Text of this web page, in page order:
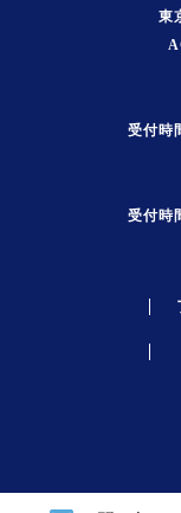
東
受付時
受付時